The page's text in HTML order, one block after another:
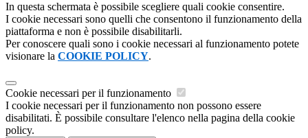
In questa schermata è possibile scegliere quali cookie consentire.
I cookie necessari sono quelli che consentono il funzionamento della
piattaforma e non è possibile disabilitarli.
Per conoscere quali sono i cookie necessari al funzionamento potete
visionare la COOKIE POLICY.
Cookie necessari per il funzionamento
I cookie necessari per il funzionamento non possono essere
disabilitati. È possibile consultare l'elenco nella pagina della cookie
policy.